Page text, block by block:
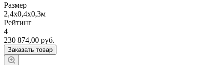
Размер
2,4х0,4х0,3м
Рейтинг
4
230 874,00 руб.
Заказать товар